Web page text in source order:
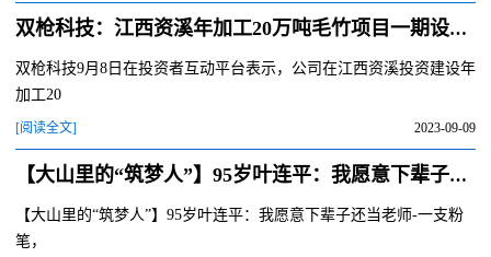
双枪科技：江西资溪年加工20万吨毛竹项目一期设备陆续购置中，下半年预计可以实现小规模试生产
双枪科技9月8日在投资者互动平台表示，公司在江西资溪投资建设年
加工20
[阅读全文] 2023-09-09
【大山里的“筑梦人”】95岁叶连平：我愿意下辈子还当老师
【大山里的“筑梦人”】95岁叶连平：我愿意下辈子还当老师-一支粉
笔，